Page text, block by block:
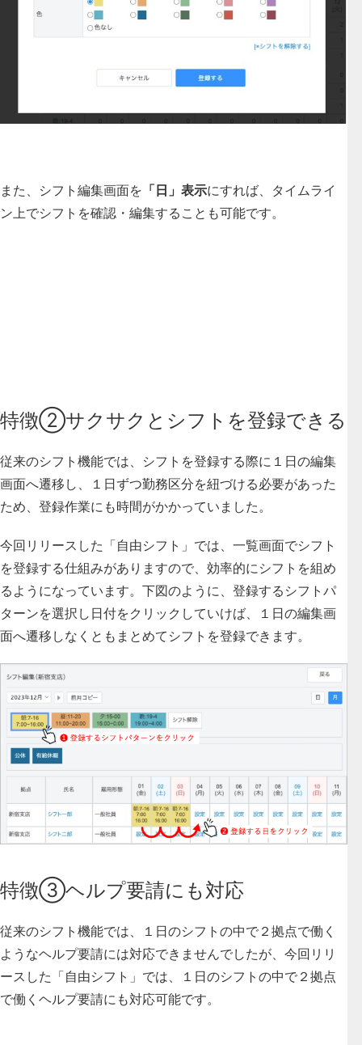
また、シフト編集画面を 「日」表示にすれば、 タイムライ
ン上でシフトを確認・編集することも可能です。
特徴②サクサクとシフトを登録できる
従来のシフト機能では、シフトを登録する際に１日の編集
画面へ遷移し、１日ずつ勤務区分を紐づける必要があった
ため、登録作業にも時間がかかっていました。
今回リリースした「自由シフト」では、 一覧画面でシフト
を登録する仕組みがありますので、効率的にシフトを組め
るようになっています。下図のように、登録するシフトパ
ターンを選択し日付をクリックしていけば、１日の編集画
面へ遷移しなくともまとめてシフトを登録できます。
特徴③ヘルプ要請にも対応
従来のシフト機能では、１日のシフトの中で２拠点で働く
ようなヘルプ要請には対応できませんでしたが、今回リリ
ースした「自由シフト」では、
１日のシフトの中で２拠点
で働くヘルプ要請にも対応可能です。